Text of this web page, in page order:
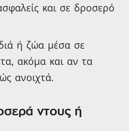
και σε δροσερό
ή ζώα μέσα σε
ακόμα και αν τα
ανοιχτά.
ντους ή